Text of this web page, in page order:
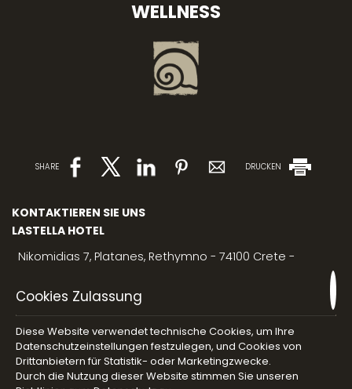
WELLNESS
SHARE DRUCKEN
KONTAKTIEREN SIE UNS
LASTELLA HOTEL
Nikomidias 7, Platanes, Rethymno - 74100 Crete -
For reservationinfo@lastella-hotel.gr
For conciergesinolakimary@gmail.com +30 6944041759
For spa serviceguest@atermono.gr
For Coccon bar & restaurantinfo@atermono.gr
Cookies Zulassung
Diese Website verwendet technische Cookies, um Ihre
Datenschutzeinstellungen festzulegen, und Cookies von
Drittanbietern für Statistik- oder Marketingzwecke.
Durch die Nutzung dieser Website stimmen Sie unseren